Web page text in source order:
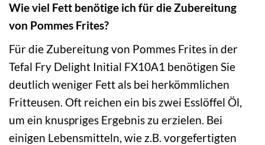
Wie viel Fett benötige ich für die Zubereitung
von Pommes Frites?
Für die Zubereitung von Pommes Frites in der
Tefal Fry Delight Initial FX10A1 benötigen Sie
deutlich weniger Fett als bei herkömmlichen
Fritteusen. Oft reichen ein bis zwei Esslöffel Öl,
um ein knuspriges Ergebnis zu erzielen. Bei
einigen Lebensmitteln, wie z.B. vorgefertigten